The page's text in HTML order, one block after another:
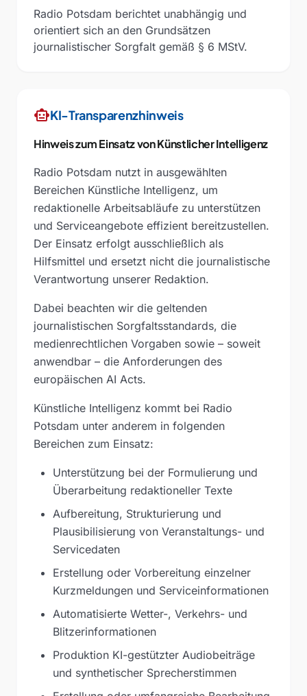
Radio Potsdam berichtet unabhängig und
orientiert sich an den Grundsätzen
journalistischer Sorgfalt gemäß § 6 MStV.
smart_toyKI-Transparenzhinweis
Hinweis zum Einsatz von Künstlicher Intelligenz
Radio Potsdam nutzt in ausgewählten
Bereichen Künstliche Intelligenz, um
redaktionelle Arbeitsabläufe zu unterstützen
und Serviceangebote effizient bereitzustellen.
Der Einsatz erfolgt ausschließlich als
Hilfsmittel und ersetzt nicht die journalistische
Verantwortung unserer Redaktion.
Dabei beachten wir die geltenden
journalistischen Sorgfaltsstandards, die
medienrechtlichen Vorgaben sowie – soweit
anwendbar – die Anforderungen des
europäischen AI Acts.
Künstliche Intelligenz kommt bei Radio
Potsdam unter anderem in folgenden
Bereichen zum Einsatz:
Unterstützung bei der Formulierung und
Überarbeitung redaktioneller Texte
Aufbereitung, Strukturierung und
Plausibilisierung von Veranstaltungs- und
Servicedaten
Erstellung oder Vorbereitung einzelner
Kurzmeldungen und Serviceinformationen
Automatisierte Wetter-, Verkehrs- und
Blitzerinformationen
Produktion KI-gestützter Audiobeiträge
und synthetischer Sprecherstimmen